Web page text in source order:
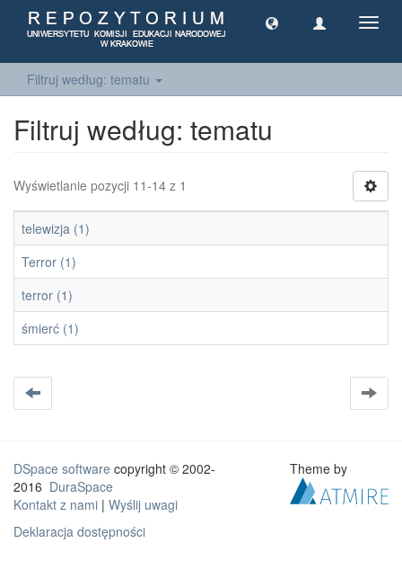
Filtruj według: tematu
Filtruj według: tematu
Wyświetlanie pozycji 11-14 z 1
telewizja (1)
Terror (1)
terror (1)
śmierć (1)
DSpace software copyright © 2002-
2016 DuraSpace
Kontakt z nami | Wyślij uwagi
Deklaracja dostępności
Theme by